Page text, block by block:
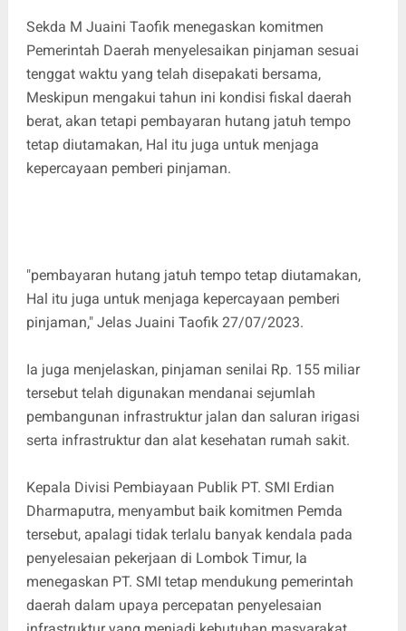
Sekda M Juaini Taofik menegaskan komitmen
Pemerintah Daerah menyelesaikan pinjaman sesuai
tenggat waktu yang telah disepakati bersama,
Meskipun mengakui tahun ini kondisi fiskal daerah
berat, akan tetapi pembayaran hutang jatuh tempo
tetap diutamakan, Hal itu juga untuk menjaga
kepercayaan pemberi pinjaman.
"pembayaran hutang jatuh tempo tetap diutamakan,
Hal itu juga untuk menjaga kepercayaan pemberi
pinjaman," Jelas Juaini Taofik 27/07/2023.
Ia juga menjelaskan, pinjaman senilai Rp. 155 miliar
tersebut telah digunakan mendanai sejumlah
pembangunan infrastruktur jalan dan saluran irigasi
serta infrastruktur dan alat kesehatan rumah sakit.
Kepala Divisi Pembiayaan Publik PT. SMI Erdian
Dharmaputra, menyambut baik komitmen Pemda
tersebut, apalagi tidak terlalu banyak kendala pada
penyelesaian pekerjaan di Lombok Timur, Ia
menegaskan PT. SMI tetap mendukung pemerintah
daerah dalam upaya percepatan penyelesaian